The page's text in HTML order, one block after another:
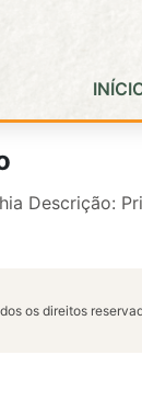
Descrição:
os direitos